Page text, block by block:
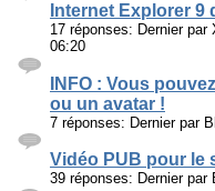
Internet Explorer
17 réponses: Dernier par
06:20
INFO : Vous
ou un avatar !
7 réponses: Dernier par
Vidéo PUB pour le
39 réponses: Dernier